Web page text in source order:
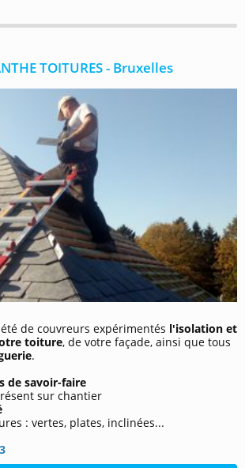
TOITURES - Bruxelles
de couvreurs expérimentés l'isolation et
toiture, de votre façade, ainsi que tous
.
de savoir-faire
sur chantier
: vertes, plates, inclinées...